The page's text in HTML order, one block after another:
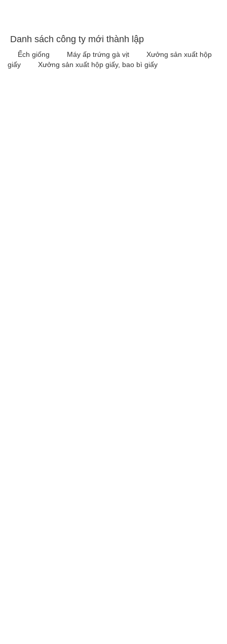
Danh sách công ty mới thành lập
Ếch giống Máy ấp trứng gà vịt
Xưởng sản xuất hộp
giấy
Xưởng sản xuất hộp giấy, bao bì giấy